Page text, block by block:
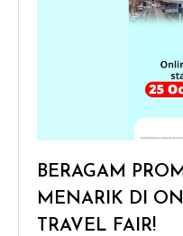
BERAGAM
MENARIK DI
TRAVEL FAIR!